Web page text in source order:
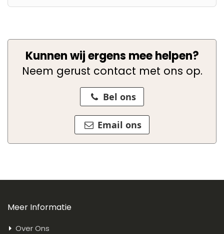
Kunnen wij ergens mee helpen?
Neem gerust contact met ons op.
Bel ons
Email ons
Meer Informatie
Over Ons